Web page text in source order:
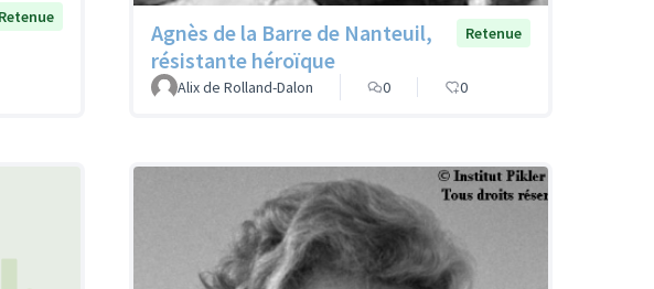
Retenue
Agnès de la Barre de Nanteuil,
résistante héroïque
Retenue
Alix de Rolland-Dalon 0 0